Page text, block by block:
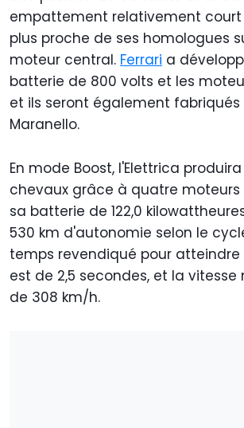
empattement relativement court
plus proche de ses homologues
moteur central. Ferrari a
batterie de 800 volts et les
et ils seront également fabriqués
Maranello.
En mode Boost, l'Elettrica
chevaux grâce à quatre moteurs
sa batterie de 122,0
530 km d'autonomie selon le cycle
temps revendiqué pour atteindre
est de 2,5 secondes, et la
de 308 km/h.